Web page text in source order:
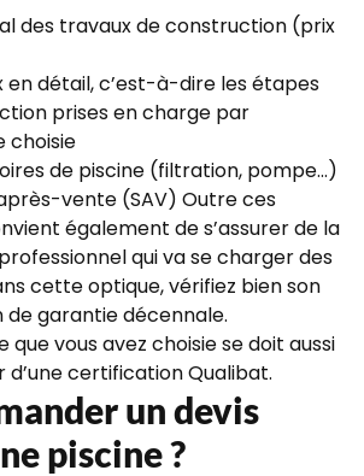
des travaux de construction (prix
en détail, c’est-à-dire les étapes
prises en charge par
choisie
de piscine (filtration, pompe...)
vente (SAV) Outre ces
également de s’assurer de la
qui va se charger des
cette optique, vérifiez bien son
garantie décennale.
que vous avez choisie se doit aussi
d’une certification Qualibat.
un devis
piscine ?